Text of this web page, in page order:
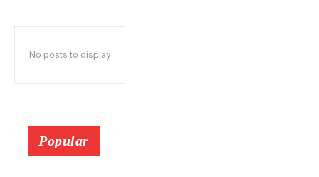
No posts to display
Popular